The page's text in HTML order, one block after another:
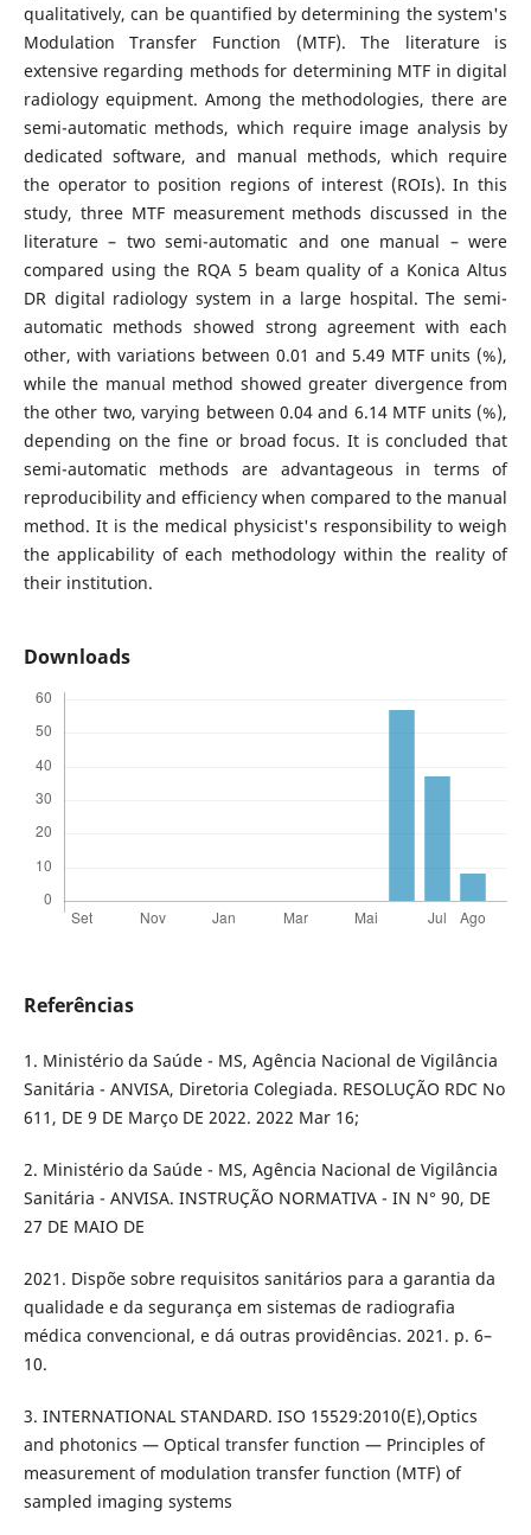
qualitatively, can be quantified by determining the system's
Modulation Transfer Function (MTF). The literature is
extensive regarding methods for determining MTF in digital
radiology equipment. Among the methodologies, there are
semi-automatic methods, which require image analysis by
dedicated software, and manual methods, which require
the operator to position regions of interest (ROIs). In this
study, three MTF measurement methods discussed in the
literature – two semi-automatic and one manual – were
compared using the RQA 5 beam quality of a Konica Altus
DR digital radiology system in a large hospital. The semi-
automatic methods showed strong agreement with each
other, with variations between 0.01 and 5.49 MTF units (%),
while the manual method showed greater divergence from
the other two, varying between 0.04 and 6.14 MTF units (%),
depending on the fine or broad focus. It is concluded that
semi-automatic methods are advantageous in terms of
reproducibility and efficiency when compared to the manual
method. It is the medical physicist's responsibility to weigh
the applicability of each methodology within the reality of
their institution.
Downloads
Referências
1. Ministério da Saúde - MS, Agência Nacional de Vigilância
Sanitária - ANVISA, Diretoria Colegiada. RESOLUÇÃO RDC No
611, DE 9 DE Março DE 2022. 2022 Mar 16;
2. Ministério da Saúde - MS, Agência Nacional de Vigilância
Sanitária - ANVISA. INSTRUÇÃO NORMATIVA - IN N° 90, DE
27 DE MAIO DE
2021. Dispõe sobre requisitos sanitários para a garantia da
qualidade e da segurança em sistemas de radiografia
médica convencional, e dá outras providências. 2021. p. 6–
10.
3. INTERNATIONAL STANDARD. ISO 15529:2010(E),Optics
and photonics — Optical transfer function — Principles of
measurement of modulation transfer function (MTF) of
sampled imaging systems